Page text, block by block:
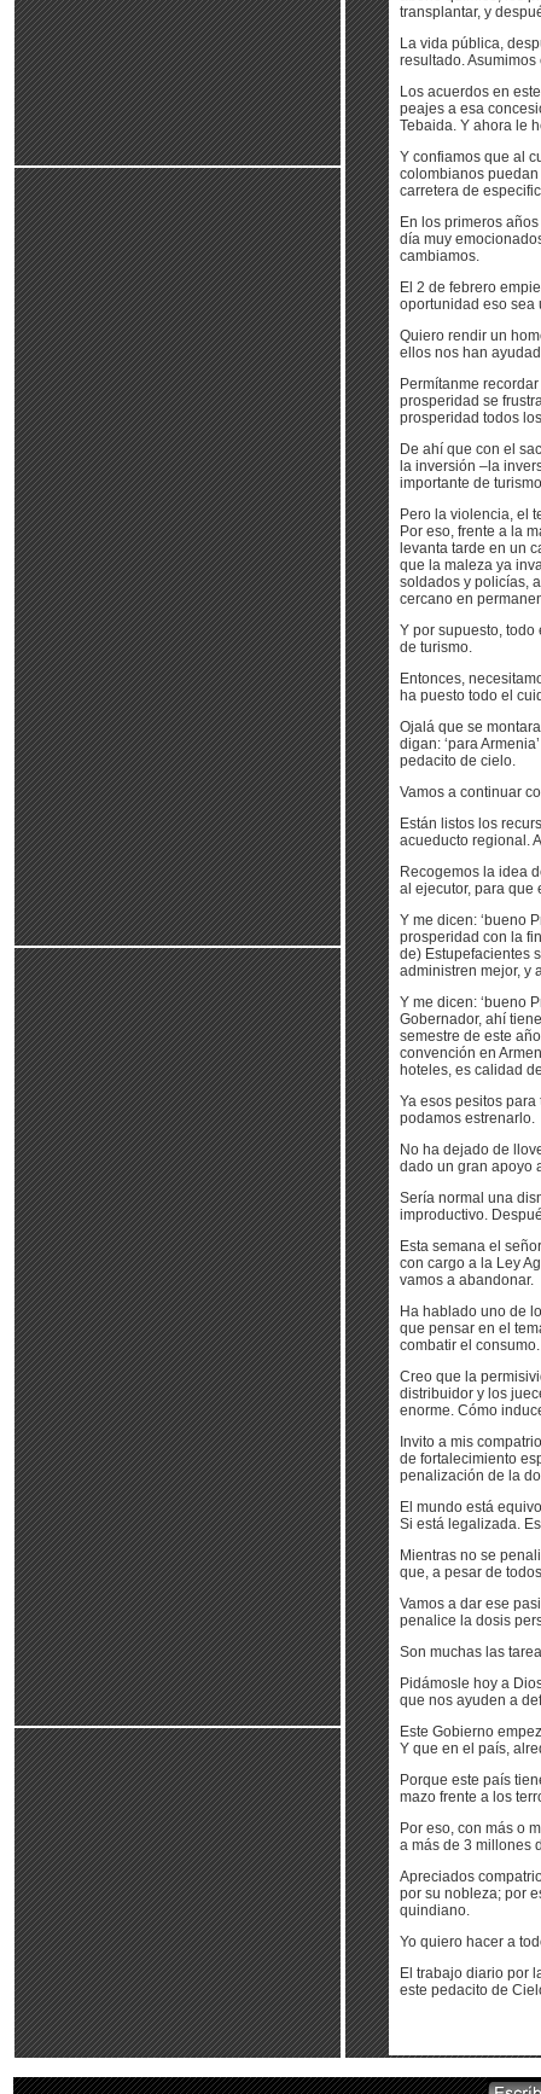
transplantar, y
La vida pública,
resultado.
Los acuerdos en
peajes a esa
Tebaida. Y ahora le
Y confiamos que al
colombianos
carretera de
En los primeros
día muy
cambiamos.
El 2 de febrero
oportunidad eso sea
Quiero rendir un
ellos nos han
Permítanme
prosperidad se
prosperidad todos
De ahí que con el
la inversión –la
importante de
Pero la violencia, el
Por eso, frente a la
levanta tarde en un
que la maleza ya
soldados y policías,
cercano en
Y por supuesto,
de turismo.
Entonces,
ha puesto todo el
Ojalá que se
digan: ‘para
pedacito de cielo.
Vamos a continuar
Están listos los
acueducto regional.
Recogemos la idea
al ejecutor, para que
Y me dicen: ‘bueno
prosperidad con la
de) Estupefacientes
administren mejor, y
Y me dicen: ‘bueno
Gobernador, ahí
semestre de este
convención en
hoteles, es calidad
Ya esos pesitos
podamos estrenarlo.
No ha dejado de
dado un gran apoyo
Sería normal una
improductivo.
Esta semana el
con cargo a la Ley
vamos a abandonar.
Ha hablado uno de
que pensar en el
combatir el consumo.
Creo que la
distribuidor y los
enorme. Cómo
Invito a mis
de fortalecimiento
penalización de la
El mundo está
Si está legalizada.
Mientras no se
que, a pesar de
Vamos a dar ese
penalice la dosis
Son muchas las
Pidámosle hoy a
que nos ayuden a
Este Gobierno
Y que en el país,
Porque este país
mazo frente a los
Por eso, con más o
a más de 3 millones
Apreciados
por su nobleza; por
quindiano.
Yo quiero hacer a
El trabajo diario por
este pedacito de